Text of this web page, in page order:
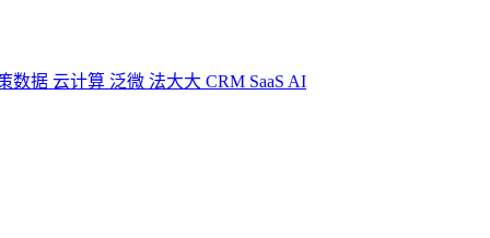
数据 云计算 泛微 法大大 CRM SaaS AI